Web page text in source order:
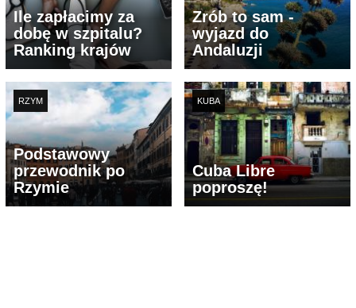
Ile zapłacimy za
dobę w szpitalu?
Ranking krajów
Zrób to sam -
wyjazd do
Andaluzji
RZYM
Podstawowy
przewodnik po
Rzymie
KUBA
Cuba Libre
poproszę!